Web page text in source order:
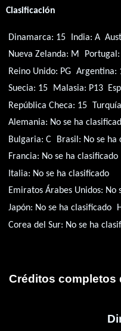
Clasificación
Dinamarca: 15 India: A
Nueva Zelanda: M
Portugal:
Reino Unido: PG Argentina:
Suecia: 15
Malasia: P13
República Checa: 15
Alemania: No se ha
Bulgaria: C
Brasil: No se ha
Francia: No se ha clasificado
Italia: No se ha clasificado
Emiratos Árabes Unidos: No
Japón: No se ha clasificado
Corea del Sur: No se ha
Créditos completos